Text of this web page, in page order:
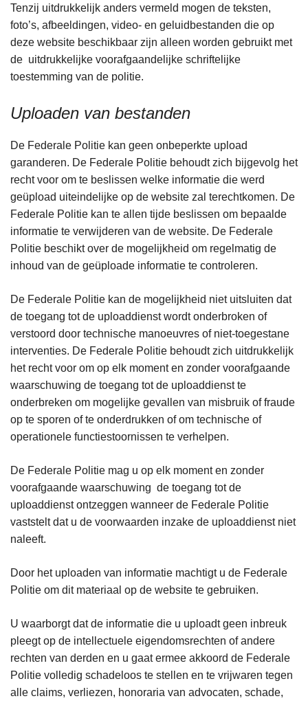
Tenzij uitdrukkelijk anders vermeld mogen de teksten,
foto’s, afbeeldingen, video- en geluidbestanden die op
deze website beschikbaar zijn alleen worden gebruikt met
de uitdrukkelijke voorafgaandelijke schriftelijke
toestemming van de politie.
Uploaden van bestanden
De Federale Politie kan geen onbeperkte upload
garanderen. De Federale Politie behoudt zich bijgevolg het
recht voor om te beslissen welke informatie die werd
geüpload uiteindelijke op de website zal terechtkomen. De
Federale Politie kan te allen tijde beslissen om bepaalde
informatie te verwijderen van de website. De Federale
Politie beschikt over de mogelijkheid om regelmatig de
inhoud van de geüploade informatie te controleren.
De Federale Politie kan de mogelijkheid niet uitsluiten dat
de toegang tot de uploaddienst wordt onderbroken of
verstoord door technische manoeuvres of niet-toegestane
interventies. De Federale Politie behoudt zich uitdrukkelijk
het recht voor om op elk moment en zonder voorafgaande
waarschuwing de toegang tot de uploaddienst te
onderbreken om mogelijke gevallen van misbruik of fraude
op te sporen of te onderdrukken of om technische of
operationele functiestoornissen te verhelpen.
De Federale Politie mag u op elk moment en zonder
voorafgaande waarschuwing de toegang tot de
uploaddienst ontzeggen wanneer de Federale Politie
vaststelt dat u de voorwaarden inzake de uploaddienst niet
naleeft.
Door het uploaden van informatie machtigt u de Federale
Politie om dit materiaal op de website te gebruiken.
U waarborgt dat de informatie die u uploadt geen inbreuk
pleegt op de intellectuele eigendomsrechten of andere
rechten van derden en u gaat ermee akkoord de Federale
Politie volledig schadeloos te stellen en te vrijwaren tegen
alle claims, verliezen, honoraria van advocaten, schade,